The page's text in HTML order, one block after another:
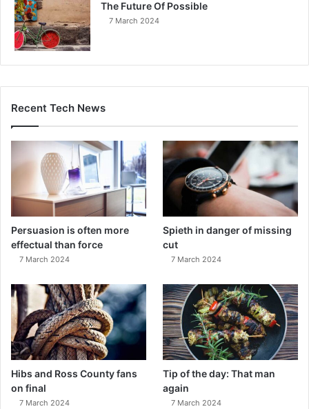
The Future Of Possible
7 March 2024
Recent Tech News
Persuasion is often more
effectual than force
7 March 2024
Spieth in danger of missing
cut
7 March 2024
Hibs and Ross County fans
on final
7 March 2024
Tip of the day: That man
again
7 March 2024